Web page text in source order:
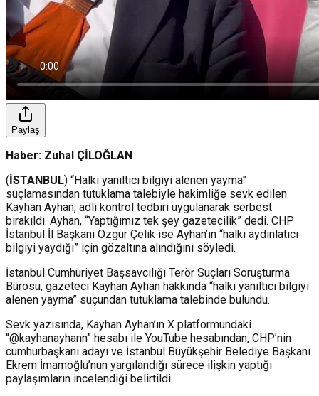
Paylaş
Haber: Zuhal ÇİLOĞLAN
(İSTANBUL) “Halkı yanıltıcı bilgiyi alenen yayma”
suçlamasından tutuklama talebiyle hakimliğe sevk edilen
Kayhan Ayhan, adli kontrol tedbiri uygulanarak serbest
bırakıldı. Ayhan, “Yaptığımız tek şey gazetecilik” dedi. CHP
İstanbul İl Başkanı Özgür Çelik ise Ayhan’ın “halkı aydınlatıcı
bilgiyi yaydığı” için gözaltına alındığını söyledi.
İstanbul Cumhuriyet Başsavcılığı Terör Suçları Soruşturma
Bürosu, gazeteci Kayhan Ayhan hakkında “halkı yanıltıcı bilgiyi
alenen yayma” suçundan tutuklama talebinde bulundu.
Sevk yazısında, Kayhan Ayhan’ın X platformundaki
“@kayhanayhann” hesabı ile YouTube hesabından, CHP’nin
cumhurbaşkanı adayı ve İstanbul Büyükşehir Belediye Başkanı
Ekrem İmamoğlu’nun yargılandığı sürece ilişkin yaptığı
paylaşımların incelendiği belirtildi.